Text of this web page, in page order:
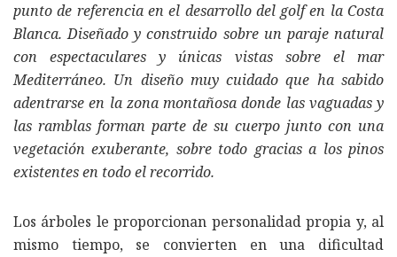
punto de referencia en el desarrollo del golf en la Costa
Blanca. Diseñado y construido sobre un paraje natural
con espectaculares y únicas vistas sobre el mar
Mediterráneo. Un diseño muy cuidado que ha sabido
adentrarse en la zona montañosa donde las vaguadas y
las ramblas forman parte de su cuerpo junto con una
vegetación exuberante, sobre todo gracias a los pinos
existentes en todo el recorrido.
Los árboles le proporcionan personalidad propia y, al
mismo tiempo, se convierten en una dificultad